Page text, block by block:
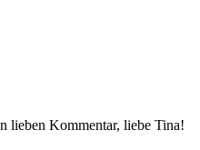
lieben Kommentar, liebe Tina!